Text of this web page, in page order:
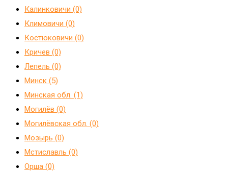
Калинковичи (0)
Климовичи (0)
Костюковичи (0)
Кричев (0)
Лепель (0)
Минск (5)
Минская обл. (1)
Могилёв (0)
Могилёвская обл. (0)
Мозырь (0)
Мстиславль (0)
Орша (0)